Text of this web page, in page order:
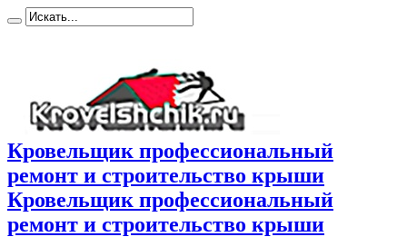
Кровельщик профессиональный
ремонт и строительство крыши
Кровельщик профессиональный
ремонт и строительство крыши